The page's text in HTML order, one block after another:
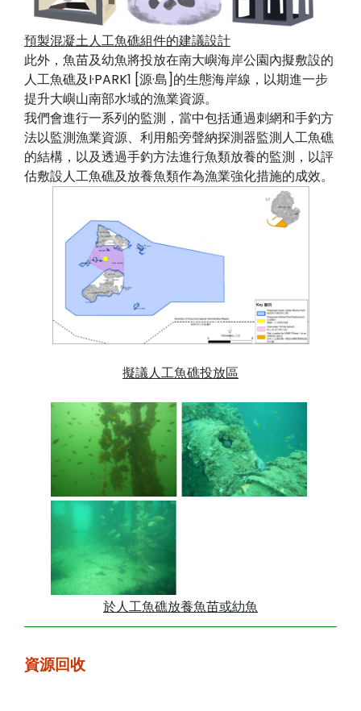
預製混凝土人工魚礁組件的建議設計
此外，魚苗及幼魚將投放在南大嶼海岸公園內擬敷設的
人工魚礁及I·PARK1 [源·島]的生態海岸線，以期進一步
提升大嶼山南部水域的漁業資源。
我們會進行一系列的監測，當中包括通過刺網和手釣方
法以監測漁業資源、利用船旁聲納探測器監測人工魚礁
的結構，以及透過手釣方法進行魚類放養的監測，以評
估敷設人工魚礁及放養魚類作為漁業強化措施的成效。
擬議人工魚礁投放區
於人工魚礁放養魚苗或糼魚
資源回收